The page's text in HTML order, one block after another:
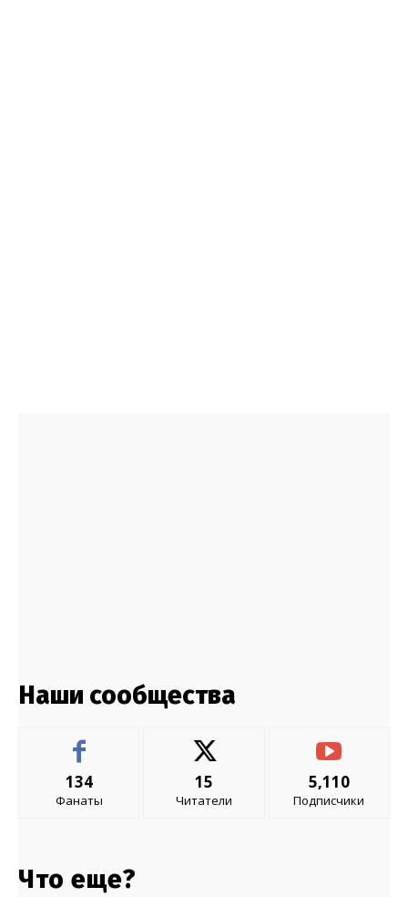
Наши сообщества
134
Фанаты
15
Читатели
5,110
Подписчики
Что еще?